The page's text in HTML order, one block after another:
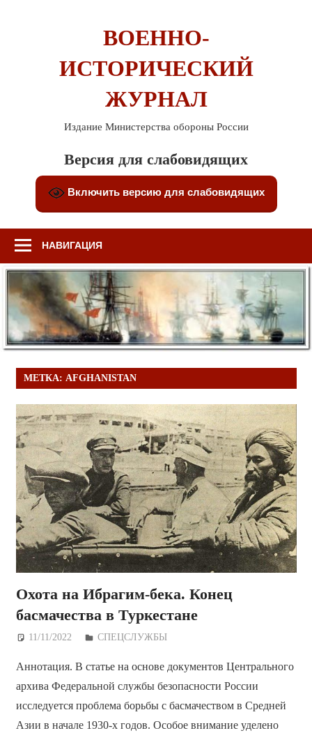
ВОЕННО-
ИСТОРИЧЕСКИЙ
ЖУРНАЛ
Издание Министерства обороны России
Версия для слабовидящих
Включить версию для слабовидящих
НАВИГАЦИЯ
МЕТКА: AFGHANISTAN
Охота на Ибрагим-бека. Конец
басмачества в Туркестане
11/11/2022 Дежурный по Редакции
СПЕЦСЛУЖБЫ
Аннотация. В статье на основе документов Центрального
архива Федеральной службы безопасности России
исследуется проблема борьбы с басмачеством в Средней
Азии в начале 1930-х годов. Особое внимание уделено